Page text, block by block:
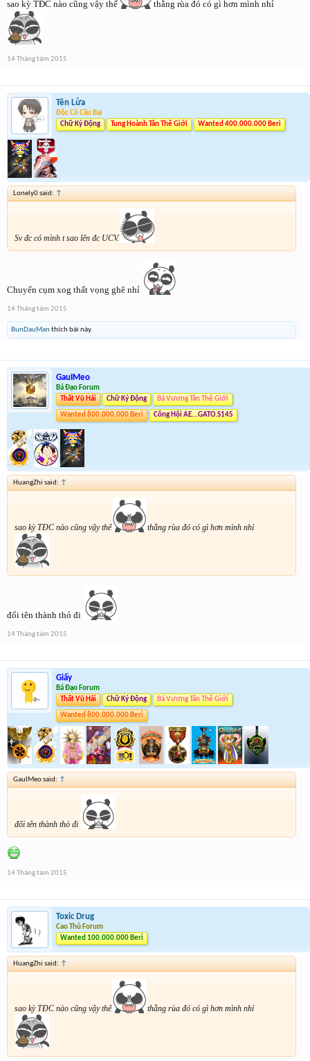
sao kỳ TĐC nào cũng vậy thế thằng rùa đó có gì hơn mình nhỉ
14 Tháng tám 2015
Tên Lửa
Độc Cô Cầu Bại
Chữ Ký Động
Tung Hoành Tân Thế Giới Wanted 400.000.000 Beri
Lonely0 said: ↑
Sv đc có mình t sao lên đc UCV.
Chuyển cụm xog thất vọng ghê nhỉ
14 Tháng tám 2015
BunDauManthích bài này.
GauIMeo
Bá Đạo Forum
Thất Vũ Hải
Chữ Ký Động Bá Vương Tân Thế Giới
Wanted 800.000.000 Beri Công Hội AE...GATO.S145
HuangZhi said: ↑
sao kỳ TĐC nào cũng vậy thế thằng rùa đó có gì hơn mình nhỉ
đổi tên thành thỏ đi
14 Tháng tám 2015
Giấy
Bá Đạo Forum
Thất Vũ Hải
Chữ Ký Động Bá Vương Tân Thế Giới
Wanted 800.000.000 Beri
GauIMeo said: ↑
đổi tên thành thỏ đi
14 Tháng tám 2015
Toxic Drug
Cao Thủ Forum
Wanted 100.000.000 Beri
HuangZhi said: ↑
sao kỳ TĐC nào cũng vậy thế thằng rùa đó có gì hơn mình nhỉ